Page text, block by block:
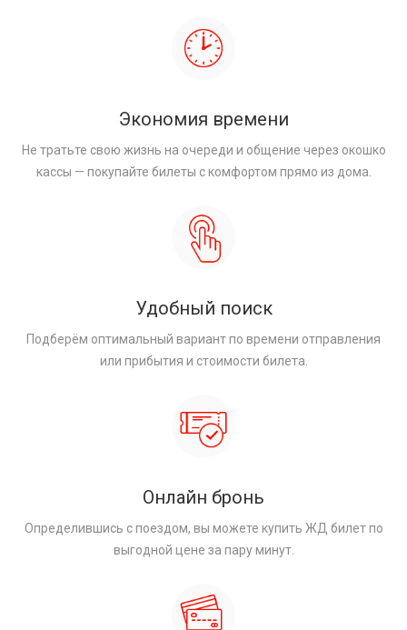
Экономия времени
Не тратьте свою жизнь на очереди и общение через окошко
кассы — покупайте билеты с комфортом прямо из дома.
Удобный поиск
Подберём оптимальный вариант по времени отправления
или прибытия и стоимости билета.
Онлайн бронь
Определившись с поездом, вы можете купить ЖД билет по
выгодной цене за пару минут.